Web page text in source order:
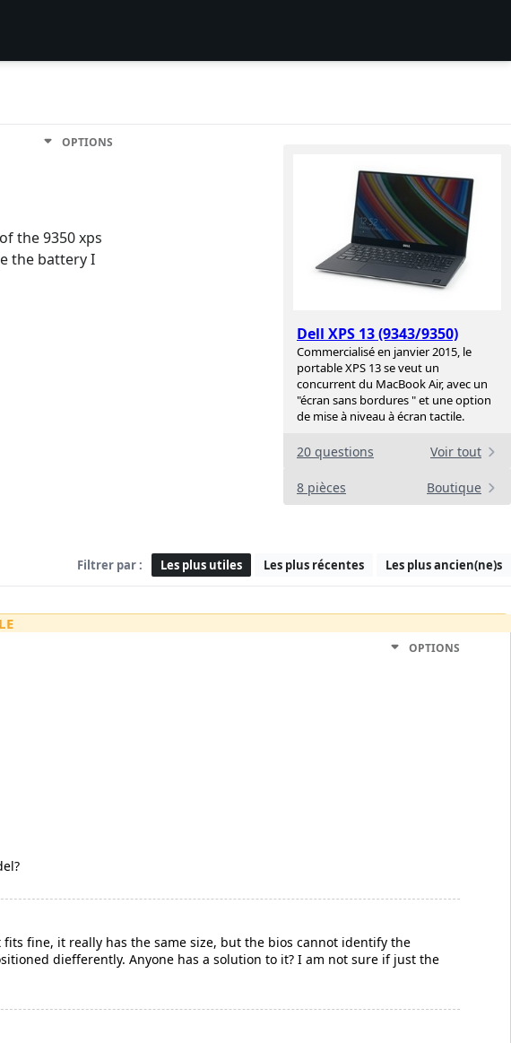
Dell XPS 13 (9343/9350)
Commercialisé en janvier 2015, le
portable XPS 13 se veut un
concurrent du MacBook Air, avec un
"écran sans bordures " et une option
de mise à niveau à écran tactile.
20 questions Voir tout
8 pièces Boutique
OPTIONS
the 9350 xps
the battery I
Filtrer par : Les plus utiles Les plus récentes Les plus ancien(ne)s
OPTIONS
fine, it really has the same size, but the bios cannot identify the
diefferently. Anyone has a solution to it? I am not sure if just the